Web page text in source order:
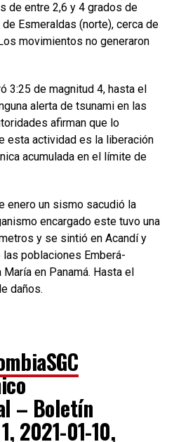
de entre 2,6 y 4 grados de
Esmeraldas (norte), cerca de
movimientos no generaron
3:25 de magnitud 4, hasta el
alerta de tsunami en las
afirman que lo
esta actividad es la liberación
acumulada en el límite de
enero un sismo sacudió la
encargado este tuvo una
y se sintió en Acandí y
las poblaciones Emberá-
María en Panamá. Hasta el
daños.
– Boletín
2021-01-10,